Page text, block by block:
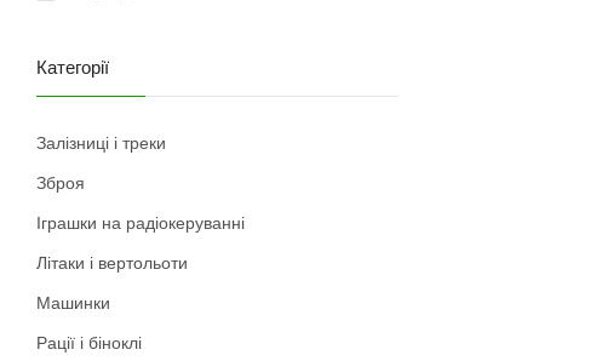
Категорії
Залізниці і треки
Зброя
Іграшки на радіокеруванні
Літаки і вертольоти
Машинки
Рації і біноклі